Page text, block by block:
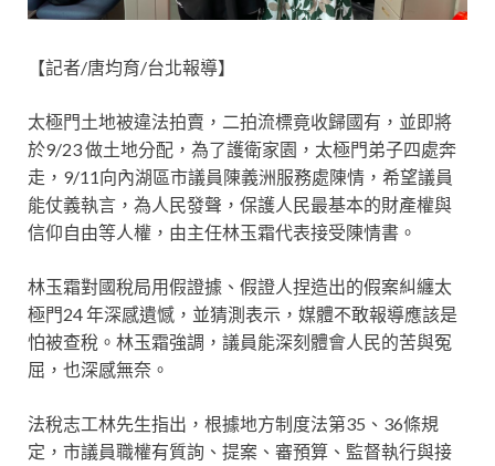
【記者/唐均育/台北報導】
太極門土地被違法拍賣，二拍流標竟收歸國有，並即將
於9/23 做土地分配，為了護衛家園，太極門弟子四處奔
走，9/11向內湖區市議員陳義洲服務處陳情，希望議員
能仗義執言，為人民發聲，保護人民最基本的財產權與
信仰自由等人權，由主任林玉霜代表接受陳情書。
林玉霜對國稅局用假證據、假證人捏造出的假案糾纏太
極門24 年深感遺憾，並猜測表示，媒體不敢報導應該是
怕被查稅。林玉霜強調，議員能深刻體會人民的苦與冤
屈，也深感無奈。
法稅志工林先生指出，根據地方制度法第35、36條規
定，市議員職權有質詢、提案、審預算、監督執行與接